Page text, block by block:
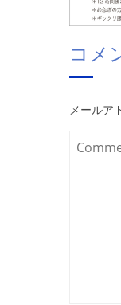
コメ
メールア